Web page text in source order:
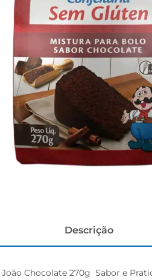
Descrição
Chocolate 270g  Sabor e
iogurte
papel
cerveja